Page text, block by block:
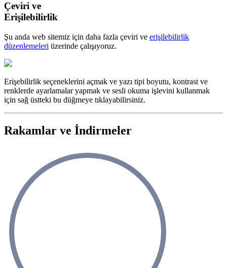
Çeviri ve
Erişilebilirlik
Şu anda web sitemiz için daha fazla çeviri ve erişilebilirlik
düzenlemeleri üzerinde çalışıyoruz.
Erişebilirlik seçeneklerini açmak ve yazı tipi boyutu, kontrast ve
renklerde ayarlamalar yapmak ve sesli okuma işlevini kullanmak
için sağ üstteki bu düğmeye tıklayabilirsiniz.
Rakamlar ve İndirmeler